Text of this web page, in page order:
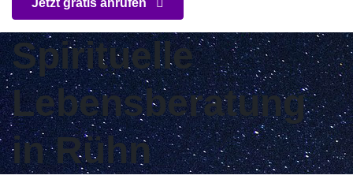
Jetzt gratis anrufen
Spirituelle
Lebensberatung
in Rühn